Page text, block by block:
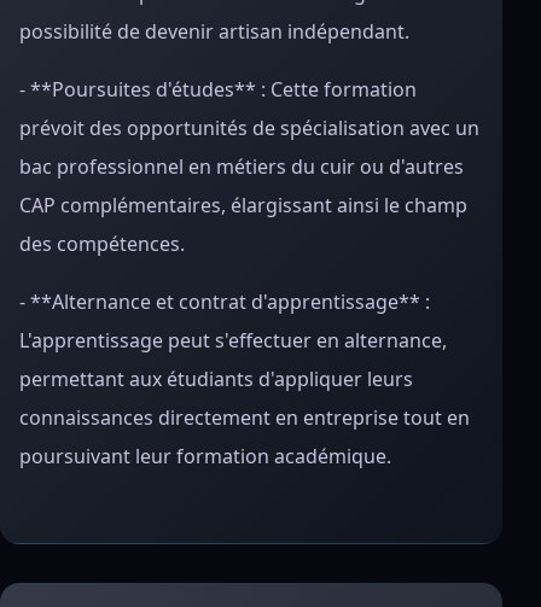
possibilité de devenir artisan indépendant.
- **Poursuites d'études** : Cette formation
prévoit des opportunités de spécialisation avec un
bac professionnel en métiers du cuir ou d'autres
CAP complémentaires, élargissant ainsi le champ
des compétences.
- **Alternance et contrat d'apprentissage** :
L'apprentissage peut s'effectuer en alternance,
permettant aux étudiants d'appliquer leurs
connaissances directement en entreprise tout en
poursuivant leur formation académique.